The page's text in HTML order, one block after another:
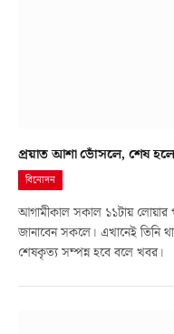
প্রয়াত আশা ভোঁসলে, শেষ
বিনোদন
আগামীকাল সকাল ১১টায় লোয়ার
জানাবেন সকলে। এখানেই তিনি
শেষকৃত্য সম্পন্ন হবে বলে খবর।